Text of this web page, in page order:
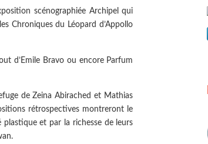
scénographiée Archipel qui
Chroniques du Léopard d’Appollo
d’Emile Bravo ou encore Parfum
de Zeina Abirached et Mathias
rétrospectives montreront le
et par la richesse de leurs